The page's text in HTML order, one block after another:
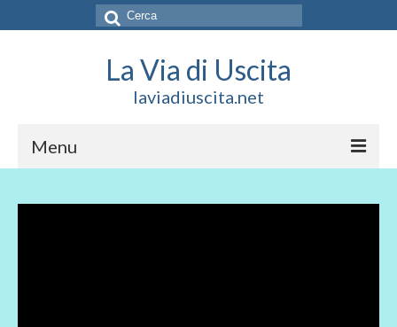
Cerca:
La Via di Uscita
laviadiuscita.net
Menu